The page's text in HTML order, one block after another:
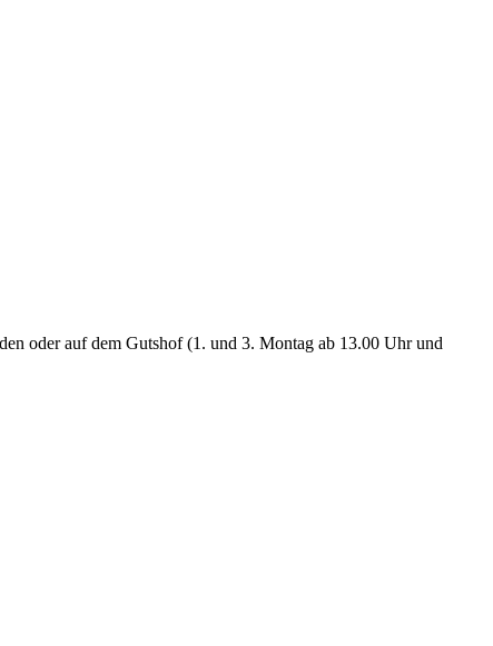
oder auf dem Gutshof (1. und 3. Montag ab 13.00 Uhr und